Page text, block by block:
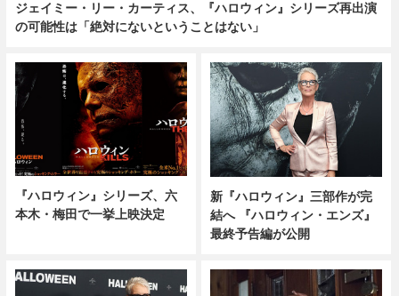
ジェイミー・リー・カーティス、『ハロウィン』シリーズ再出演
の可能性は「絶対にないということはない」
『ハロウィン』シリーズ、六
本木・梅田で一挙上映決定
新『ハロウィン』三部作が完
結へ 『ハロウィン・エンズ』
最終予告編が公開